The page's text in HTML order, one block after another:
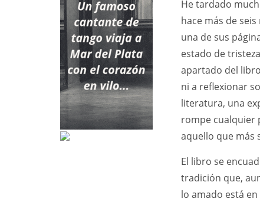
He tardado
hace más de
una de sus
estado de
apartado del
ni a reflexionar
literatura, una
rompe cualquier
aquello que más
El libro se
tradición que,
lo amado está